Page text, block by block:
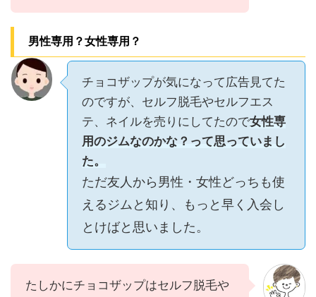
男性専用？女性専用？
チョコザップが気になって広告見てた
のですが、セルフ脱毛やセルフエス
テ、ネイルを売りにしてたので女性専
用のジムなのかな？って思っていまし
た。
ただ友人から男性・女性どっちも使
えるジムと知り、もっと早く入会し
とけばと思いました。
たしかにチョコザップはセルフ脱毛や